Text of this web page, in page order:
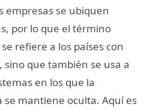
empresas se ubiquen
por lo que el término
refiere a los países con
sino que también se usa a
en los que la
mantiene oculta. Aquí es